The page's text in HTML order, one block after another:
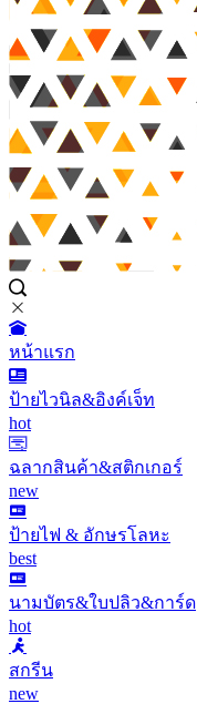
หน้าแรก
ป้ายไวนิล&อิงค์เจ็ท
hot
ฉลากสินค้า&สติกเกอร์
new
ป้ายไฟ & อักษรโลหะ
best
นามบัตร&ใบปลิว&การ์ด
hot
สกรีน
new